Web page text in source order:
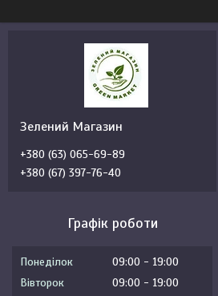
Зелений Магазин
+380 (63) 065-69-89
+380 (67) 397-76-40
Графік роботи
Понеділок 09:00
19:00
Вівторок
09:00
19:00